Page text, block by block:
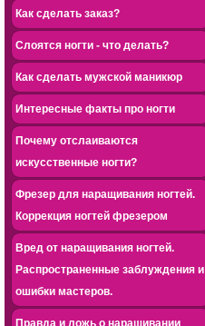
Как сделать заказ?
Слоятся ногти - что делать?
Как сделать мужской маникюр
Интересные факты про ногти
Почему отслаиваются
искусственные ногти?
Фрезер для наращивания ногтей.
Коррекция ногтей фрезером
Вред от наращивания ногтей.
Распространенные заблуждения и
ошибки мастеров.
Правда и ложь о наращивании